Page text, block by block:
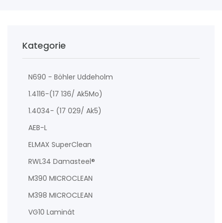
Kategorie
N690 - Böhler Uddeholm
1.4116-(17 136/ Ak5Mo)
1.4034- (17 029/ Ak5)
AEB-L
ELMAX SuperClean
RWL34 Damasteel®
M390 MICROCLEAN
M398 MICROCLEAN
VG10 Laminát